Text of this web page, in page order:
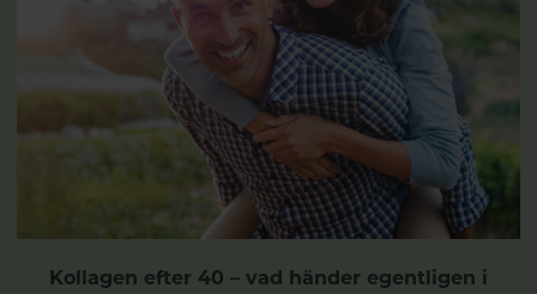
Kollagen efter 40 – vad händer egentligen i